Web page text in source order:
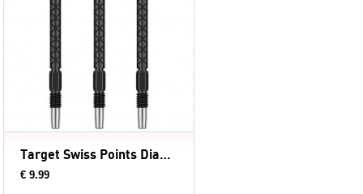
Target Swiss Points Diamond Black - dartpunten
€ 9.99